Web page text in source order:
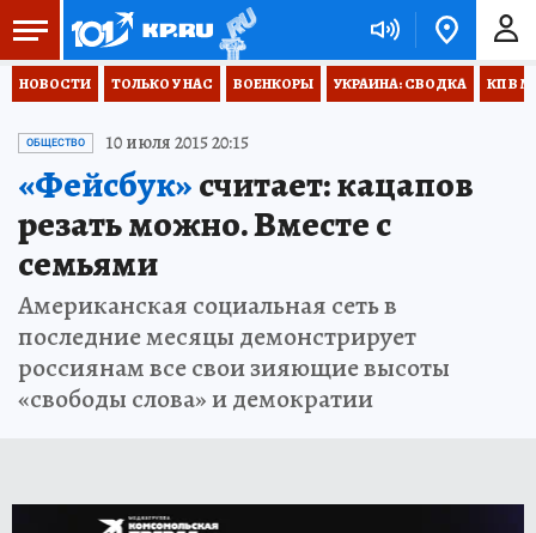
НОВОСТИ ТОЛЬКО У НАС ВОЕНКОРЫ УКРАИНА: СВОДКА КП В
ОБЩЕСТВО 10 июля 2015 20:15
«Фейсбук»считает: кацапов
резать можно. Вместе с
семьями
Американская социальная сеть в
последние месяцы демонстрирует
россиянам все свои зияющие высоты
«свободы слова» и демократии